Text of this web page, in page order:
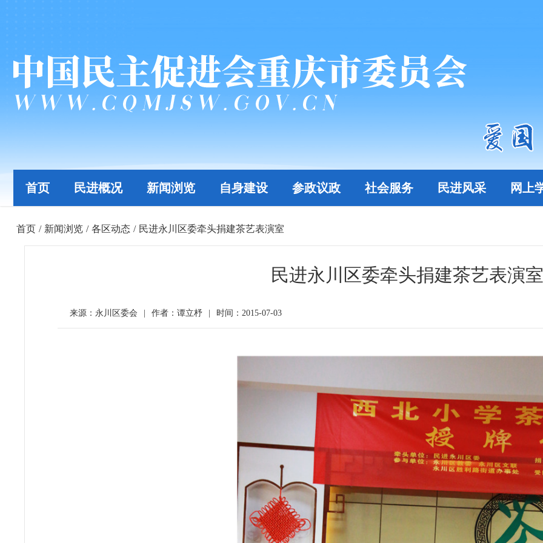
首页 民进概况 新闻浏览 自身建设 参政议政 社会服务 民进风采 网上
首页 / 新闻浏览 / 各区动态 / 民进永川区委牵头捐建茶艺表演室
民进永川区委牵头捐建茶艺表演室
来源：永川区委会 作者：谭立杼 时间：2015-07-03